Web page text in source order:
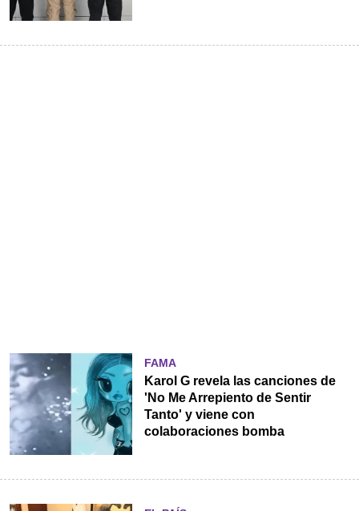
FAMA
Karol G revela las canciones de
'No Me Arrepiento de Sentir
Tanto' y viene con
colaboraciones bomba